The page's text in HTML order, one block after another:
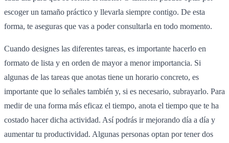
escoger un tamaño práctico y llevarla siempre contigo. De esta
forma, te aseguras que vas a poder consultarla en todo momento.
Cuando designes las diferentes tareas, es importante hacerlo en
formato de lista y en orden de mayor a menor importancia. Si
algunas de las tareas que anotas tiene un horario concreto, es
importante que lo señales también y, si es necesario, subrayarlo. Para
medir de una forma más eficaz el tiempo, anota el tiempo que te ha
costado hacer dicha actividad. Así podrás ir mejorando día a día y
aumentar tu productividad. Algunas personas optan por tener dos